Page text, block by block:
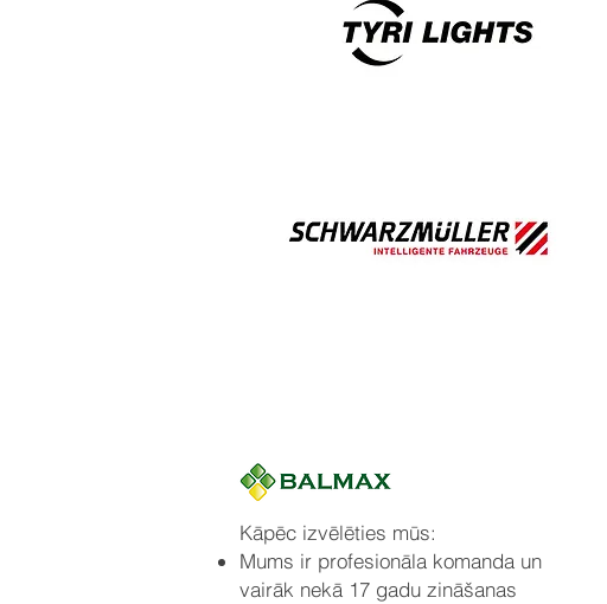
Kāpēc izvēlēties mūs:
Mums ir profesionāla komanda un
vairāk nekā 17 gadu zināšanas